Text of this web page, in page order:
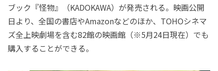
ブック『怪物』（KADOKAWA）が発売される。映画公開
日より、全国の書店やAmazonなどのほか、TOHOシネマ
ズ全上映劇場を含む82館の映画館（※5月24日現在）でも
購入することができる。